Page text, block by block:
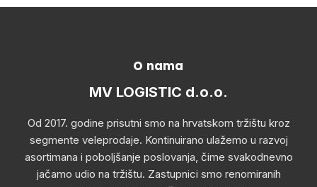
O nama
MV LOGISTIC d.o.o.
Od 2017. godine prisutni smo na hrvatskom tržištu kroz
segmente veleprodaje. Kontinuirano ulažemo u razvoj
asortimana i poboljšanje poslovanja, čime svakodnevno
jačamo udio na tržištu. Zastupnici smo renomiranih